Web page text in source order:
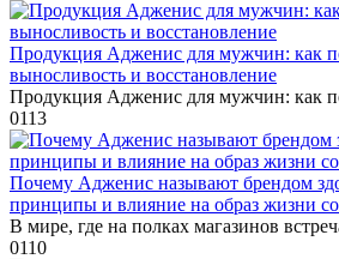
Продукция Адженис для мужчин: как
выносливость и восстановление
Продукция Адженис для мужчин: как
0113
Почему Адженис называют брендом
принципы и влияние на образ жизни
В мире, где на полках магазинов
0110